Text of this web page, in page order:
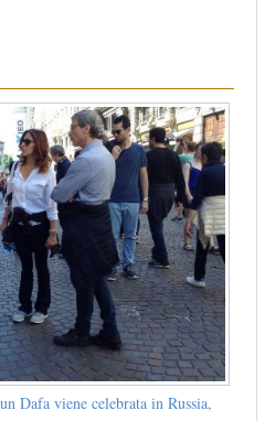
Dafa viene celebrata in Russia,